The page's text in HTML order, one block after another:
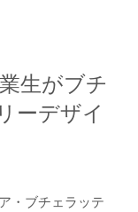
生がブチ
ーデザイ
・ブチェラッテ